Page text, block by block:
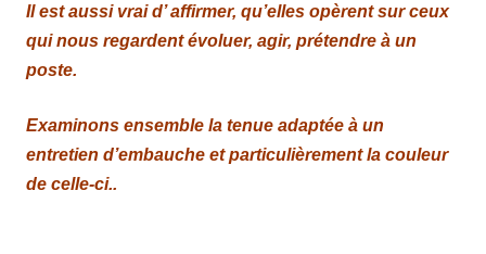
Il est aussi vrai d’ affirmer, qu’elles opèrent sur ceux
qui nous regardent évoluer, agir, prétendre à un
poste.
Examinons ensemble la tenue adaptée à un
entretien d’embauche et particulièrement la couleur
de celle-ci..